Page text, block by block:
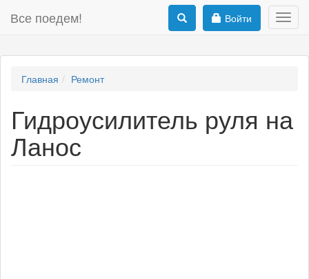
Все поедем! Войти
Главная Ремонт
Гидроусилитель руля на
Ланос